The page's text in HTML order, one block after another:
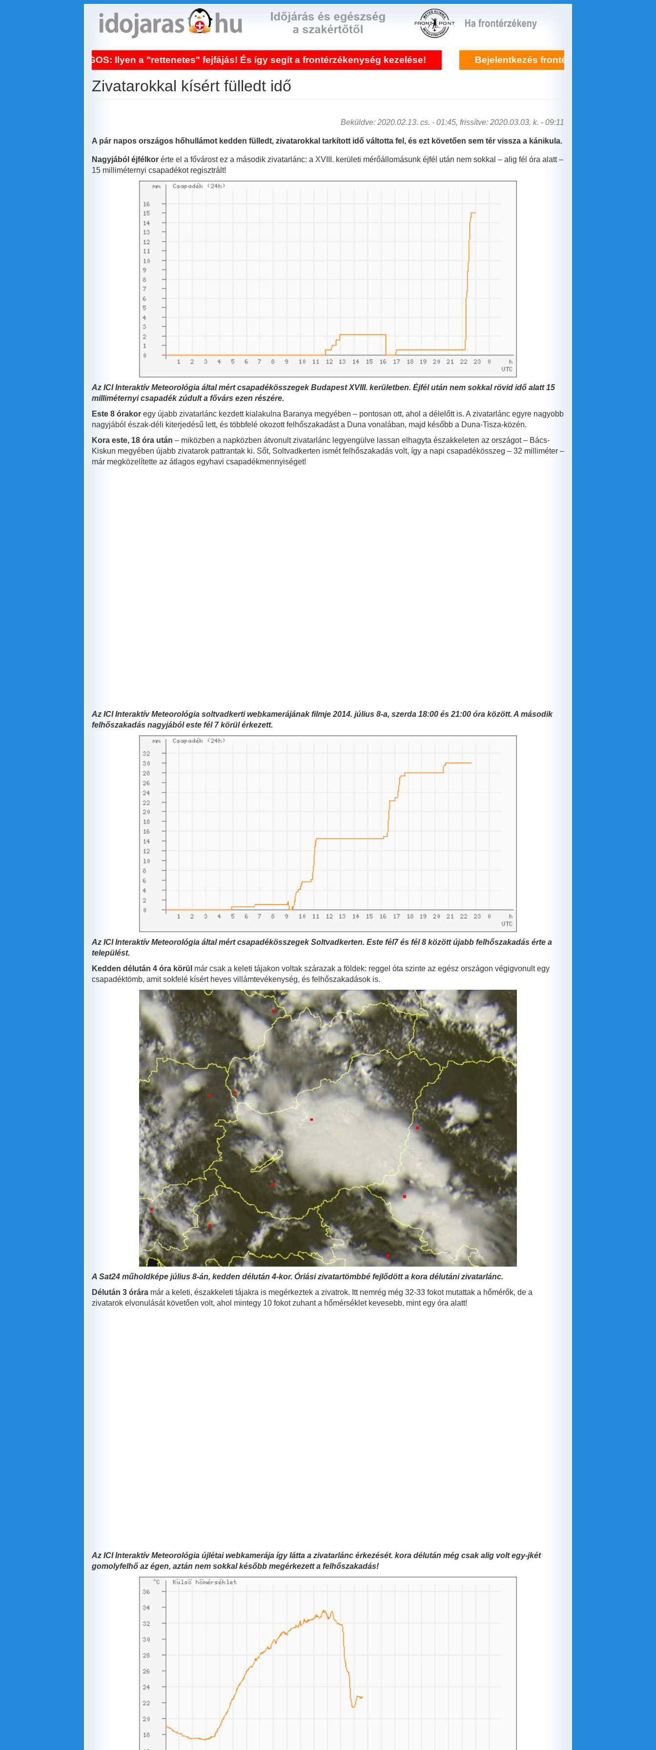
Ilyen a "rettenetes" fejfájás! És így segít a frontérzékenység kezelése! Bejelentkezés frontérzékenység kezelésére itt!
Zivatarokkal kísért fülledt idő
Beküldve: 2020.02.13. cs. - 01:45, frissítve: 2020.03.03. k. - 09:11
A pár napos országos hőhullámot kedden fülledt, zivatarokkal tarkított idő váltotta fel, és ezt követően sem tér vissza a kánikula.
Nagyjából éjfélkor érte el a fővárost ez a második zivatarlánc: a XVIII. kerületi mérőállomásunk éjfél után nem sokkal – alig fél óra alatt –
15 milliméternyi csapadékot regisztrált!
Az ICI Interaktív Meteorológia által mért csapadékösszegek Budapest XVIII. kerületben. Éjfél után nem sokkal rövid idő alatt 15
milliméternyi csapadék zúdult a fővárs ezen részére.
Este 8 órakor egy újabb zivatarlánc kezdett kialakulna Baranya megyében – pontosan ott, ahol a délelőtt is. A zivatarlánc egyre nagyobb
nagyjából észak-déli kiterjedésű lett, és többfelé okozott felhőszakadást a Duna vonalában, majd később a Duna-Tisza-közén.
Kora este, 18 óra után – miközben a napközben átvonult zivatarlánc legyengülve lassan elhagyta északkeleten az országot – Bács-
Kiskun megyében újabb zivatarok pattrantak ki. Sőt, Soltvadkerten ismét felhőszakadás volt, így a napi csapadékösszeg – 32 milliméter –
már megközelítette az átlagos egyhavi csapadékmennyiséget!
Az ICI Interaktív Meteorológia soltvadkerti webkamerájának filmje 2014. július 8-a, szerda 18:00 és 21:00 óra között. A második
felhőszakadás nagyjából este fél 7 körül érkezett.
Az ICI Interaktív Meteorológia által mért csapadékösszegek Soltvadkerten. Este fél7 és fél 8 között újabb felhőszakadás érte a
települést.
Kedden délután 4 óra körül már csak a keleti tájakon voltak szárazak a földek: reggel óta szinte az egész országon végigvonult egy
csapadéktömb, amit sokfelé kísért heves villámtevékenység, és felhőszakadások is.
A Sat24 műholdképe július 8-án, kedden délután 4-kor. Óriási zivatartömbbé fejlődött a kora délutáni zivatarlánc.
Délután 3 órára már a keleti, északkeleti tájakra is megérkeztek a zivatrok. Itt nemrég még 32-33 fokot mutattak a hőmérők, de a
zivatarok elvonulását követően volt, ahol mintegy 10 fokot zuhant a hőmérséklet kevesebb, mint egy óra alatt!
Az ICI Interaktív Meteorológia újlétai webkamerája így látta a zivatarlánc érkezését. kora délután még csak alig volt egy-jkét
gomolyfelhő az égen, aztán nem sokkal később megérkezett a felhőszakadás!